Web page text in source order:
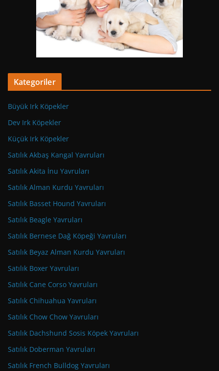
Kategoriler
Büyük Irk Köpekler
Dev Irk Köpekler
Küçük Irk Köpekler
Satılık Akbaş Kangal Yavruları
Satılık Akita İnu Yavruları
Satılık Alman Kurdu Yavruları
Satılık Basset Hound Yavruları
Satılık Beagle Yavruları
Satılık Bernese Dağ Köpeği Yavruları
Satılık Beyaz Alman Kurdu Yavruları
Satılık Boxer Yavruları
Satılık Cane Corso Yavruları
Satılık Chihuahua Yavruları
Satılık Chow Chow Yavruları
Satılık Dachshund Sosis Köpek Yavruları
Satılık Doberman Yavruları
Satılık French Bulldog Yavruları